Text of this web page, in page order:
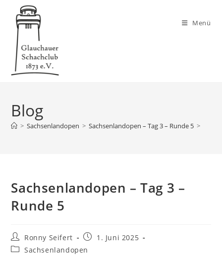
Inhalt
springen
Menü
Blog
> Sachsenlandopen > Sachsenlandopen – Tag 3 – Runde 5 >
Sachsenlandopen – Tag 3 –
Runde 5
Beitrags-
Autor:
Ronny Seifert
Beitrag1. Juni 2025
Beitrags-
Sachsenlandopen